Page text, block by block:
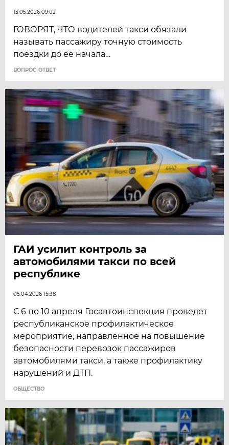
13.05.2026 09:02
ГОВОРЯТ, ЧТО водителей такси обязали
называть пассажиру точную стоимость
поездки до ее начала…
ВОПРОС-ОТВЕТ
ГАИ усилит контроль за
автомобилями такси по всей
республике
05.04.2026 15:38
С 6 по 10 апреля Госавтоинспекция проведет
республиканское профилактическое
мероприятие, направленное на повышение
безопасности перевозок пассажиров
автомобилями такси, а также профилактику
нарушений и ДТП.
ОБЩЕСТВО